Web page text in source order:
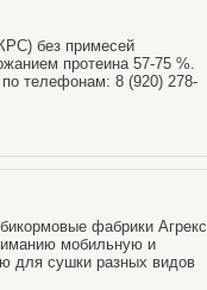
без примесей
протеина 57-75 %.
телефонам: 8 (920) 278-
фабрики Агрекс
мобильную и
для сушки разных видов